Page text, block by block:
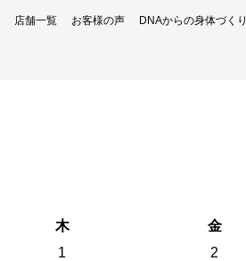
店舗一覧 お客様の声 DNAからの身体づくり
木 金
1
2